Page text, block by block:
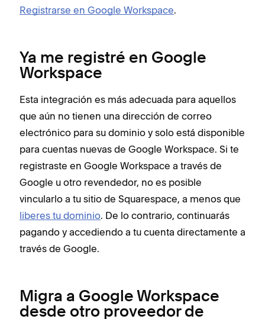
Registrarse en Google Workspace.
Ya me registré en Google
Workspace
Esta integración es más adecuada para aquellos
que aún no tienen una dirección de correo
electrónico para su dominio y solo está disponible
para cuentas nuevas de Google Workspace. Si te
registraste en Google Workspace a través de
Google u otro revendedor, no es posible
vincularlo a tu sitio de Squarespace, a menos que
liberes tu dominio. De lo contrario, continuarás
pagando y accediendo a tu cuenta directamente a
través de Google.
Migra a Google Workspace
desde otro proveedor de